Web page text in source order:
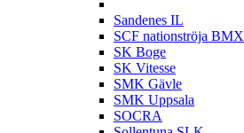
Sandenes IL
SCF nationströja BMX
SK Boge
SK Vitesse
SMK Gävle
SMK Uppsala
SOCRA